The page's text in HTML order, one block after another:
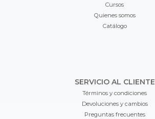
Cursos
Quienes somos
Catálogo
SERVICIO AL CLIENTE
Términos y condiciones
Devoluciones y cambios
Preguntas frecuentes